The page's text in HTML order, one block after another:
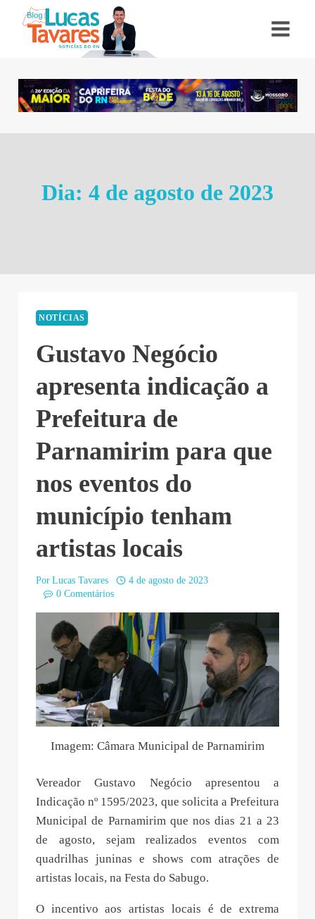
Dia: 4 de agosto de 2023
NOTÍCIAS
Gustavo Negócio
apresenta indicação a
Prefeitura de
Parnamirim para que
nos eventos do
município tenham
artistas locais
Por Lucas Tavares
4 de agosto de 2023
0 Comentários
Imagem: Câmara Municipal de Parnamirim
Vereador Gustavo Negócio apresentou a
Indicação nº 1595/2023, que solicita a Prefeitura
Municipal de Parnamirim que nos dias 21 a 23
de agosto, sejam realizados eventos com
quadrilhas juninas e shows com atrações de
artistas locais, na Festa do Sabugo.
O incentivo aos artistas locais é de extrema